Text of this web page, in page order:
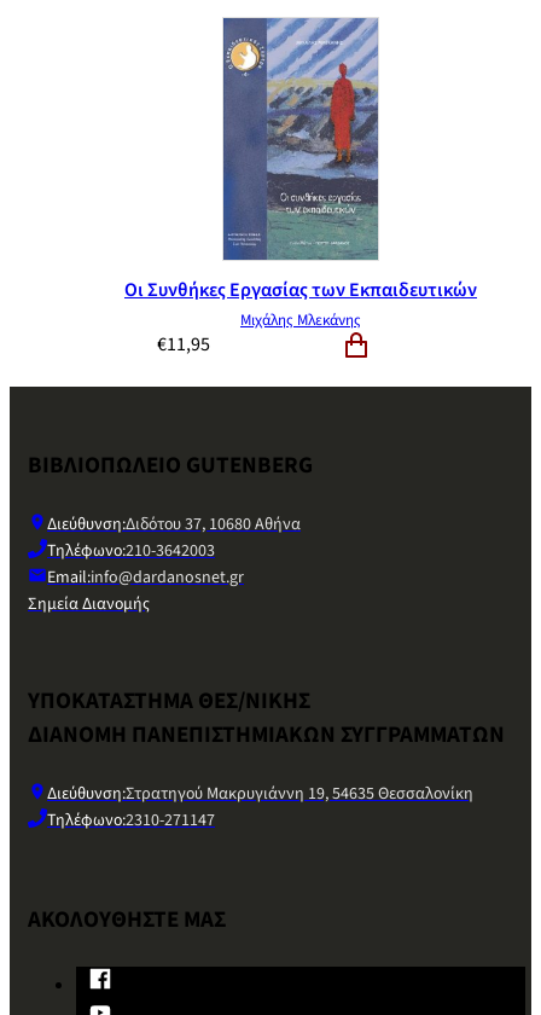
Οι Συνθήκες Εργασίας των Εκπαιδευτικών
Μιχάλης Μλεκάνης
€11,95
ΒΙΒΛΙΟΠΩΛΕΙΟ GUTENBERG
Διεύθυνση:Διδότου 37, 10680 Αθήνα
Τηλέφωνο:210-3642003
Email:info@dardanosnet.gr
Σημεία Διανομής
ΥΠΟΚΑΤΑΣΤΗΜΑ ΘΕΣ/ΝΙΚΗΣ
ΔΙΑΝΟΜΗ ΠΑΝΕΠΙΣΤΗΜΙΑΚΩΝ ΣΥΓΓΡΑΜΜΑΤΩΝ
Διεύθυνση:Στρατηγού Μακρυγιάννη 19, 54635 Θεσσαλονίκη
Τηλέφωνο:2310-271147
ΑΚΟΛΟΥΘΗΣΤΕ ΜΑΣ